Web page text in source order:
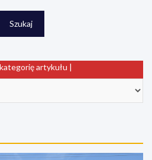
Szukaj
artykułu |